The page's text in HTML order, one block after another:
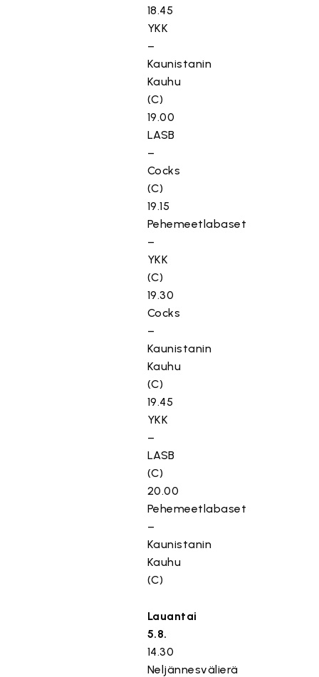
18.45
YKK
–
Kaunistanin
Kauhu
(C)
19.00
LASB
–
Cocks
(C)
19.15
Pehemeetlabaset
–
YKK
(C)
19.30
Cocks
–
Kaunistanin
Kauhu
(C)
19.45
YKK
–
LASB
(C)
20.00
Pehemeetlabaset
–
Kaunistanin
Kauhu
(C)
Lauantai
5.8.
14.30
Neljännesvälierä